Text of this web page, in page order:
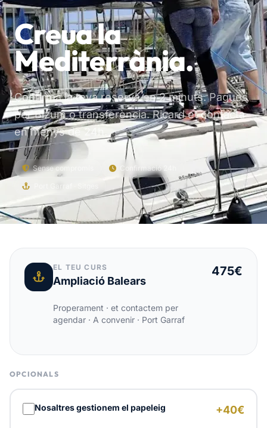
Creua la
Mediterrània.
Confirma la teva reserva en 2 minuts. Pagues
per Bizum o transferència. Ricard et contacta
en menys de 24h.
Sense compromís
Confirmació 24h
EL TEU CURS
Ampliació Balears
Properament · et contactem per
agendar · A convenir · Port Garraf
475€
OPCIONALS
Nosaltres gestionem el papeleig +40€